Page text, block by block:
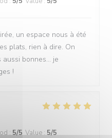
un espace nous à été
plats, rien à dire. On
bonnes... je
!
:5/5 Value:5/5